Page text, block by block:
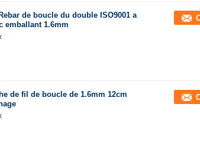
de boucle du double ISO9001 a
emballant 1.6mm
de fil de boucle de 1.6mm 12cm